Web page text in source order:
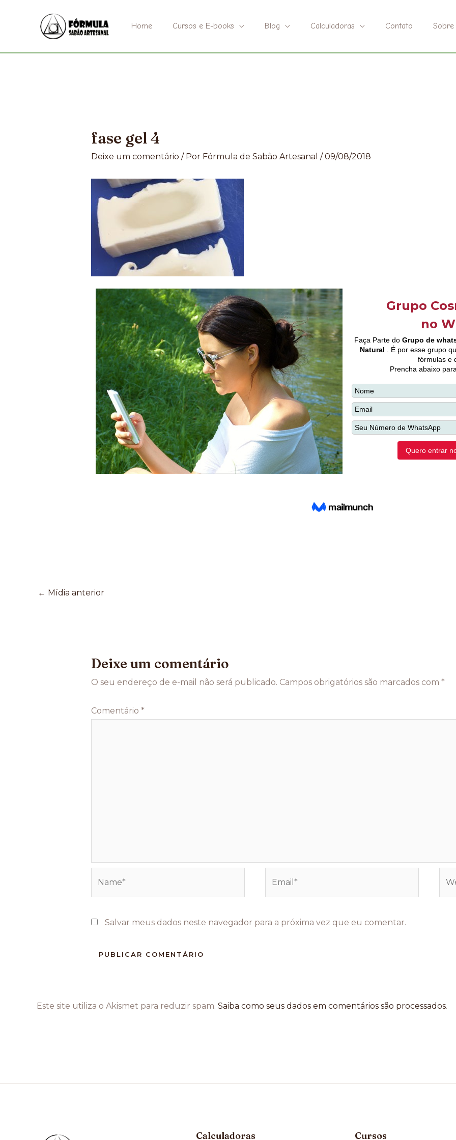
conteúdo
Home Cursos e E-books Blog Calculadoras Contato Sobre
fase gel 4
Deixe um comentário / Por Fórmula de Sabão Artesanal /09/08/2018
← Mídia anterior
Deixe um comentário
O seu endereço de e-mail não será publicado. Campos obrigatórios são marcados com *
Comentário *
Salvar meus dados neste navegador para a próxima vez que eu comentar.
Este site utiliza o Akismet para reduzir spam. Saiba como seus dados em comentários são processados.
Calculadoras Cursos